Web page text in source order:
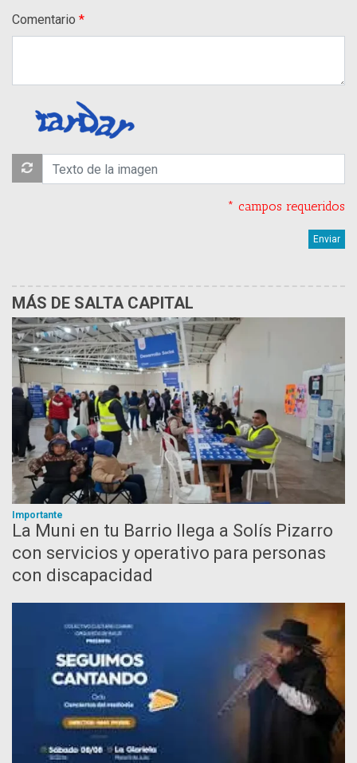
Comentario
* campos requeridos
MÁS DE SALTA CAPITAL
Importante
La Muni en tu Barrio llega a Solís Pizarro
con servicios y operativo para personas
con discapacidad